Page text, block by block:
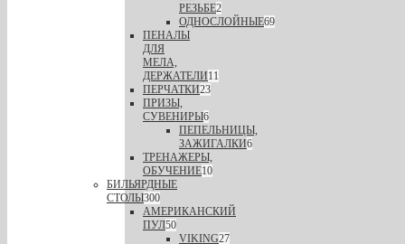
РЕЗЬБЕ2
ОДНОСЛОЙНЫЕ69
ПЕНАЛЫ
ДЛЯ
МЕЛА,
ДЕРЖАТЕЛИ11
ПЕРЧАТКИ23
ПРИЗЫ,
СУВЕНИРЫ6
ПЕПЕЛЬНИЦЫ,
ЗАЖИГАЛКИ6
ТРЕНАЖЕРЫ,
ОБУЧЕНИЕ10
БИЛЬЯРДНЫЕ
СТОЛЫ300
АМЕРИКАНСКИЙ
ПУЛ50
VIKING27